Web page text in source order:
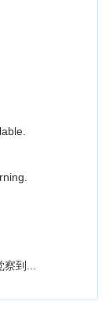
到...